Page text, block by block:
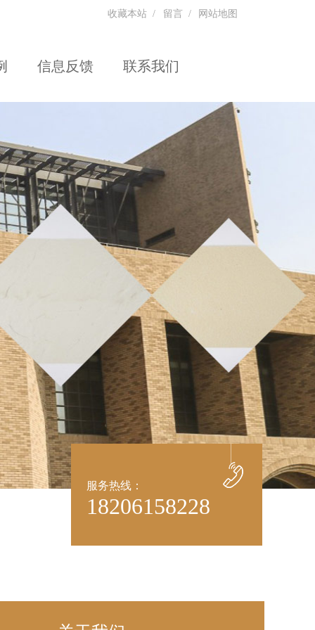
收藏本站 / 留言 / 网站地图
信息反馈 联系我们
服务热线：
18206158228